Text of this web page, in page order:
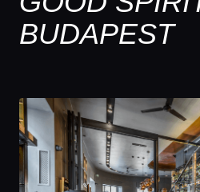
BUDAPEST